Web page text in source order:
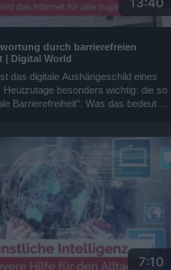
durch barrierefreien
| Digital World
das digitale Aushängeschild eines
Heutzutage besonders wichtig: die so
Barrierefreiheit". Was das bedeutet,
in der alle Menschen gleichermaßen
können...
7:10